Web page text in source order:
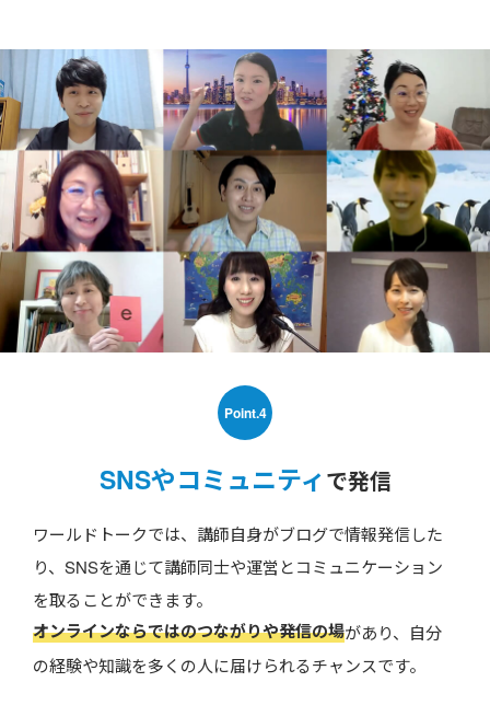
Point.4
SNSやコミュニティで発信
ワールドトークでは、講師自身がブログで情報発信した
り、SNSを通じて講師同士や運営とコミュニケーション
を取ることができます。
オンラインならではのつながりや発信の場があり、自分
の経験や知識を多くの人に届けられるチャンスです。